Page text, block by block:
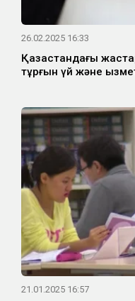
26.02.2025 16:33
Қазақстандағы
тұрғын үй және
21.01.2025 16:57